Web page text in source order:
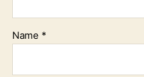
Name *